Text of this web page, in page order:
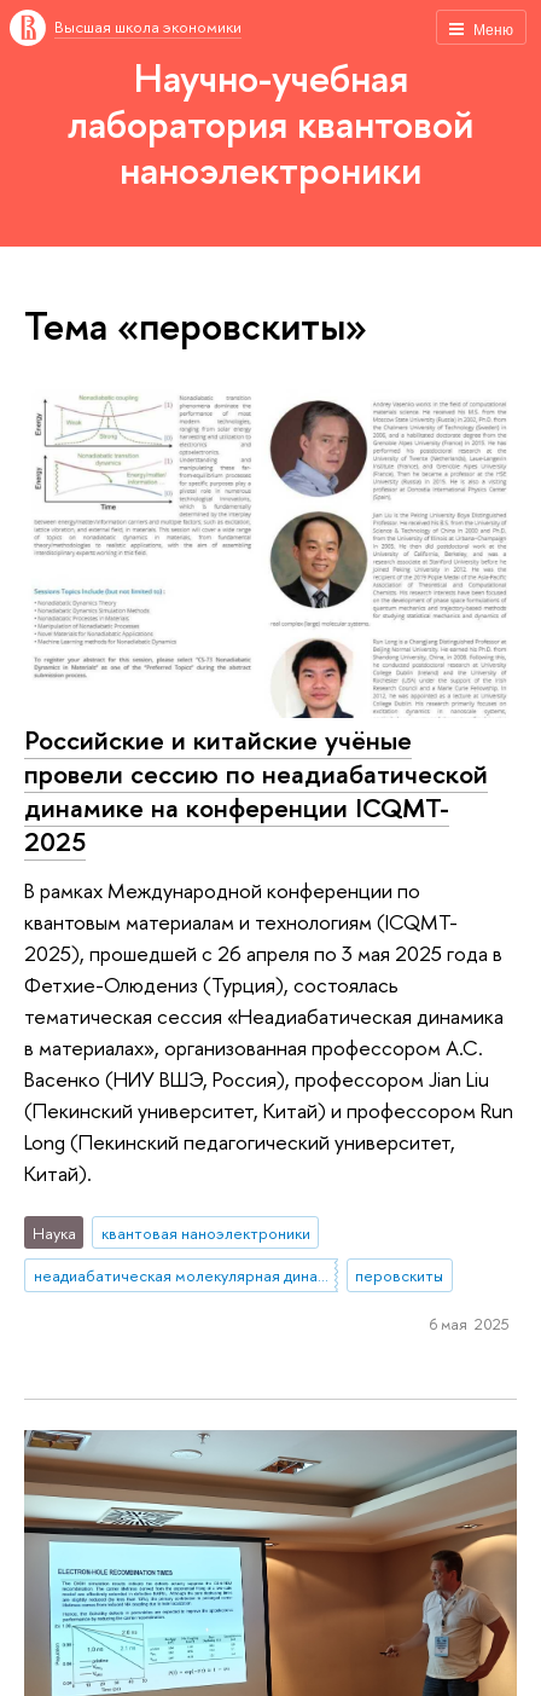
Меню
Высшая школа экономики
Научно-учебная
лаборатория квантовой
наноэлектроники
Тема «перовскиты»
Российские и китайские учёные
провели сессию по неадиабатической
динамике на конференции ICQMT-
2025
В рамках Международной конференции по
квантовым материалам и технологиям (ICQMT-
2025), прошедшей с 26 апреля по 3 мая 2025 года в
Фетхие-Олюдениз (Турция), состоялась
тематическая сессия «Неадиабатическая динамика
в материалах», организованная профессором А.С.
Васенко (НИУ ВШЭ, Россия), профессором Jian Liu
(Пекинский университет, Китай) и профессором Run
Long (Пекинский педагогический университет,
Китай).
Наука
квантовая наноэлектроники
неадиабатическая молекулярная динамика
перовскиты
6 мая 2025